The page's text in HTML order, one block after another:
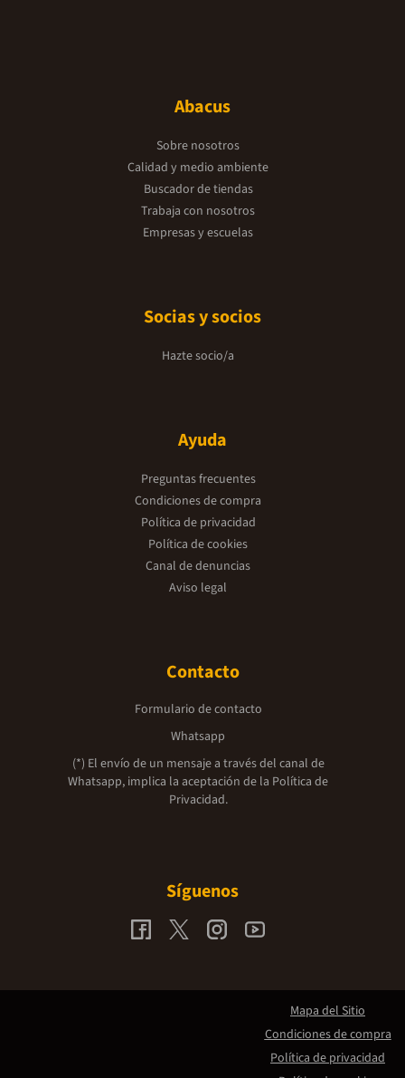
Abacus
Sobre nosotros
Calidad y medio ambiente
Buscador de tiendas
Trabaja con nosotros
Empresas y escuelas
Socias y socios
Hazte socio/a
Ayuda
Preguntas frecuentes
Condiciones de compra
Política de privacidad
Política de cookies
Canal de denuncias
Aviso legal
Contacto
Formulario de contacto
Whatsapp
(*) El envío de un mensaje a través del canal de
Whatsapp, implica la aceptación de la Política de
Privacidad.
Síguenos
Mapa del Sitio
Condiciones de compra
Política de privacidad